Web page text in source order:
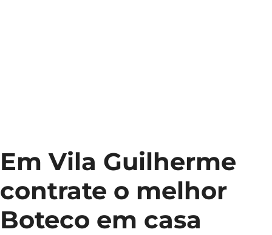
Em Vila Guilherme
contrate o melhor
Boteco em casa